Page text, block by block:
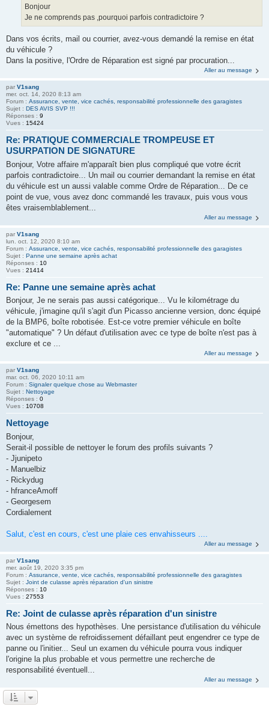
Bonjour
Je ne comprends pas ,pourquoi parfois contradictoire ?
Dans vos écrits, mail ou courrier, avez-vous demandé la remise en état
du véhicule ?
Dans la positive, l'Ordre de Réparation est signé par procuration...
Aller au message
par V1sang
mer. oct. 14, 2020 8:13 am
Forum : Assurance, vente, vice cachés, responsabilité professionnelle des garagistes
Sujet : DES AVIS SVP !!!
Réponses : 9
Vues : 15424
Re: PRATIQUE COMMERCIALE TROMPEUSE ET
USURPATION DE SIGNATURE
Bonjour, Votre affaire m'apparaît bien plus compliqué que votre écrit
parfois contradictoire... Un mail ou courrier demandant la remise en état
du véhicule est un aussi valable comme Ordre de Réparation... De ce
point de vue, vous avez donc commandé les travaux, puis vous vous
êtes vraisemblablement...
Aller au message
par V1sang
lun. oct. 12, 2020 8:10 am
Forum : Assurance, vente, vice cachés, responsabilité professionnelle des garagistes
Sujet : Panne une semaine après achat
Réponses : 10
Vues : 21414
Re: Panne une semaine après achat
Bonjour, Je ne serais pas aussi catégorique... Vu le kilométrage du
véhicule, j'imagine qu'il s'agit d'un Picasso ancienne version, donc équipé
de la BMP6, boîte robotisée. Est-ce votre premier véhicule en boîte
"automatique" ? Un défaut d'utilisation avec ce type de boîte n'est pas à
exclure et ce ...
Aller au message
par V1sang
mar. oct. 06, 2020 10:11 am
Forum : Signaler quelque chose au Webmaster
Sujet : Nettoyage
Réponses : 0
Vues : 10708
Nettoyage
Bonjour,
Serait-il possible de nettoyer le forum des profils suivants ?
- Jjunipeto
- Manuelbiz
- Rickydug
- hfranceAmoff
- Georgesem
Cordialement
Salut, c'est en cours, c'est une plaie ces envahisseurs ....
Aller au message
par V1sang
mer. août 19, 2020 3:35 pm
Forum : Assurance, vente, vice cachés, responsabilité professionnelle des garagistes
Sujet : Joint de culasse après réparation d'un sinistre
Réponses : 10
Vues : 27553
Re: Joint de culasse après réparation d'un sinistre
Nous émettons des hypothèses. Une persistance d'utilisation du véhicule
avec un système de refroidissement défaillant peut engendrer ce type de
panne ou l'initier... Seul un examen du véhicule pourra vous indiquer
l'origine la plus probable et vous permettre une recherche de
responsabilité éventuell...
Aller au message